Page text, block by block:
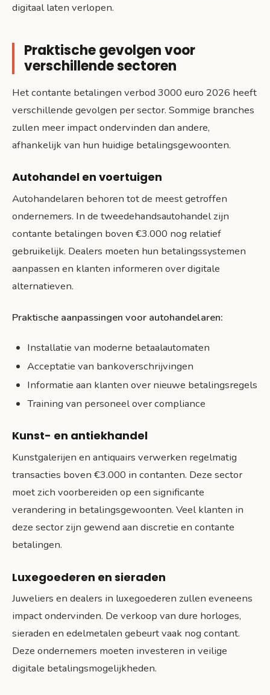
digitaal laten verlopen.
Praktische gevolgen voor
verschillende sectoren
Het contante betalingen verbod 3000 euro 2026 heeft
verschillende gevolgen per sector. Sommige branches
zullen meer impact ondervinden dan andere,
afhankelijk van hun huidige betalingsgewoonten.
Autohandel en voertuigen
Autohandelaren behoren tot de meest getroffen
ondernemers. In de tweedehandsautohandel zijn
contante betalingen boven €3.000 nog relatief
gebruikelijk. Dealers moeten hun betalingssystemen
aanpassen en klanten informeren over digitale
alternatieven.
Praktische aanpassingen voor autohandelaren:
Installatie van moderne betaalautomaten
Acceptatie van bankoverschrijvingen
Informatie aan klanten over nieuwe betalingsregels
Training van personeel over compliance
Kunst- en antiekhandel
Kunstgalerijen en antiquairs verwerken regelmatig
transacties boven €3.000 in contanten. Deze sector
moet zich voorbereiden op een significante
verandering in betalingsgewoonten. Veel klanten in
deze sector zijn gewend aan discretie en contante
betalingen.
Luxegoederen en sieraden
Juweliers en dealers in luxegoederen zullen eveneens
impact ondervinden. De verkoop van dure horloges,
sieraden en edelmetalen gebeurt vaak nog contant.
Deze ondernemers moeten investeren in veilige
digitale betalingsmogelijkheden.